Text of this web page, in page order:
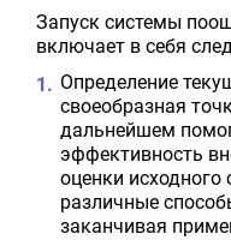
Запуск системы
включает в себя
Определение
своеобразная
дальнейшем
эффективность
оценки исходного
различные
заканчивая